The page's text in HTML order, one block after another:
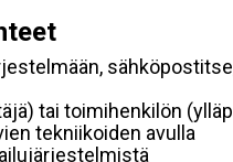
tai toimihenkilön
tekniikoiden avulla